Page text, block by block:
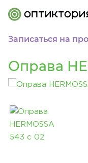
Записаться на
Оправа